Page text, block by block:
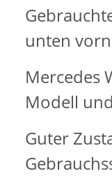
unten
Mercedes
Modell
Guter